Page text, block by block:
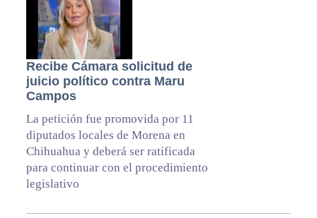
Recibe Cámara solicitud de
juicio político contra Maru
Campos
La petición fue promovida por 11
diputados locales de Morena en
Chihuahua y deberá ser ratificada
para continuar con el procedimiento
legislativo